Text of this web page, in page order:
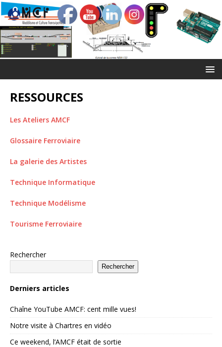
RESSOURCES
Les Ateliers AMCF
Glossaire Ferroviaire
La galerie des Artistes
Technique Informatique
Technique Modélisme
Tourisme Ferroviaire
Rechercher
Rechercher
Derniers articles
Chaîne YouTube AMCF: cent mille vues!
Notre visite à Chartres en vidéo
Ce weekend, l’AMCF était de sortie